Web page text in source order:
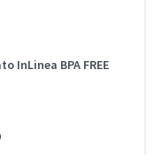
InLinea BPA FREE